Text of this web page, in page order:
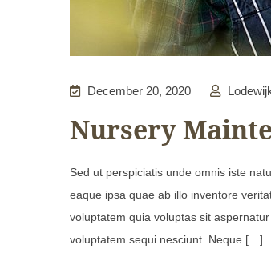
December 20, 2020
Nursery
Sed ut perspiciatis unde omnis iste
eaque ipsa quae ab illo inventore
voluptatem quia voluptas sit
voluptatem sequi nesciunt. Neque […]